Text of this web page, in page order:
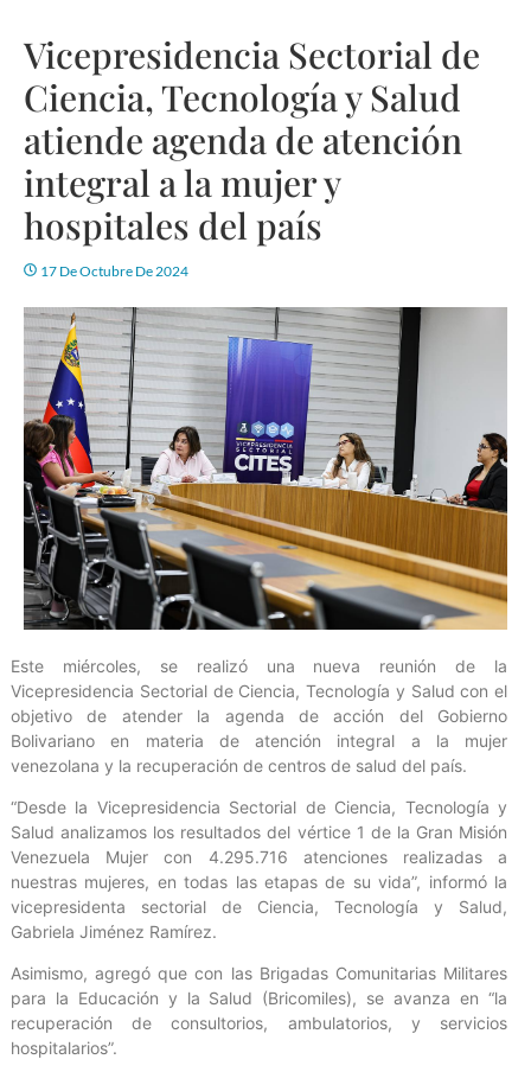
Vicepresidencia Sectorial de
Ciencia, Tecnología y Salud
atiende agenda de atención
integral a la mujer y
hospitales del país
17 De Octubre De 2024
Este miércoles, se realizó una nueva reunión de la
Vicepresidencia Sectorial de Ciencia, Tecnología y Salud con el
objetivo de atender la agenda de acción del Gobierno
Bolivariano en materia de atención integral a la mujer
venezolana y la recuperación de centros de salud del país.
“Desde la Vicepresidencia Sectorial de Ciencia, Tecnología y
Salud analizamos los resultados del vértice 1 de la Gran Misión
Venezuela Mujer con 4.295.716 atenciones realizadas a
nuestras mujeres, en todas las etapas de su vida”, informó la
vicepresidenta sectorial de Ciencia, Tecnología y Salud,
Gabriela Jiménez Ramírez.
Asimismo, agregó que con las Brigadas Comunitarias Militares
para la Educación y la Salud (Bricomiles), se avanza en “la
recuperación de consultorios, ambulatorios, y servicios
hospitalarios”.